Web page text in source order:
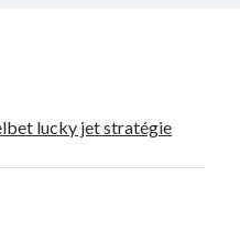
lucky jet stratégie